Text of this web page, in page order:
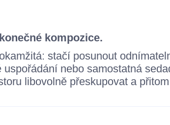
kompozice.
stačí posunout
nebo samostatná
libovolně přeskupovat a